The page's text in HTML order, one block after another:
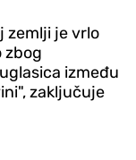
zemlji je vrlo
zbog
između
zaključuje